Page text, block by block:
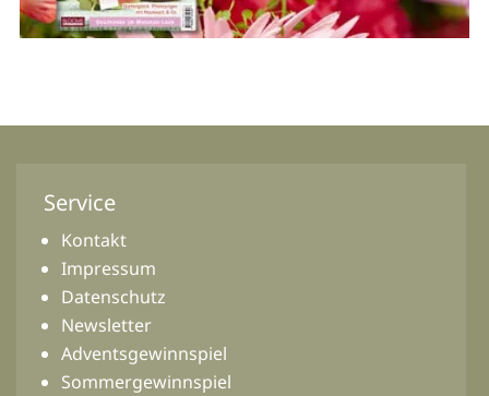
Service
Kontakt
Impressum
Datenschutz
Newsletter
Adventsgewinnspiel
Sommergewinnspiel